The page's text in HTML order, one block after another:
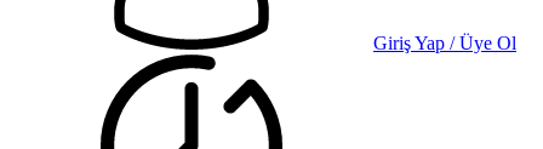
Giriş Yap / Üye Ol